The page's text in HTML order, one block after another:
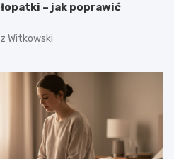
– jak poprawić
Witkowski